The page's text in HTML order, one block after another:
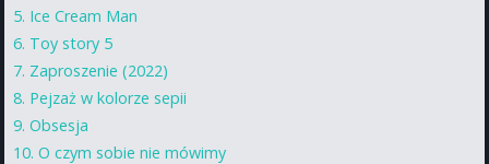
Ice Cream Man
Toy story 5
Zaproszenie (2022)
Pejzaż w kolorze sepii
Obsesja
O czym sobie nie mówimy